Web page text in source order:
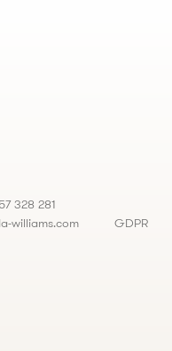
328 281
williams.com
GDPR